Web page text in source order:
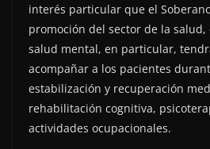
interés particular que el
promoción del sector de la salud,
salud mental, en particular,
acompañar a los pacientes
estabilización y recuperación
rehabilitación cognitiva,
actividades ocupacionales.